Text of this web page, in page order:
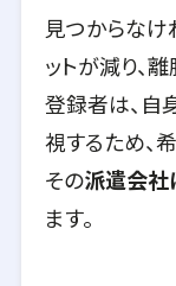
見つからなけ
ットが減り、
登録者は、自
視するため、
その派遣会社
ます。